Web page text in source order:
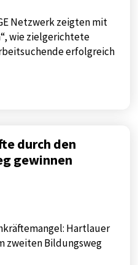
Netzwerk zeigten mit
wie zielgerichtete
erfolgreich
durch den
gewinnen
Hartlauer
zweiten Bildungsweg